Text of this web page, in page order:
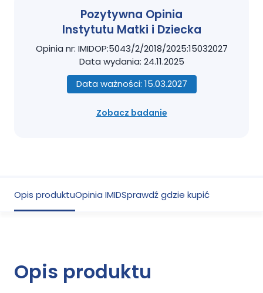
Pozytywna Opinia
Instytutu Matki i Dziecka
Opinia nr: IMIDOP:5043/2/2018/2025:15032027
Data wydania: 24.11.2025
Data ważności: 15.03.2027
Zobacz badanie
Opis produktuOpinia IMIDSprawdź gdzie kupić
Opis produktu